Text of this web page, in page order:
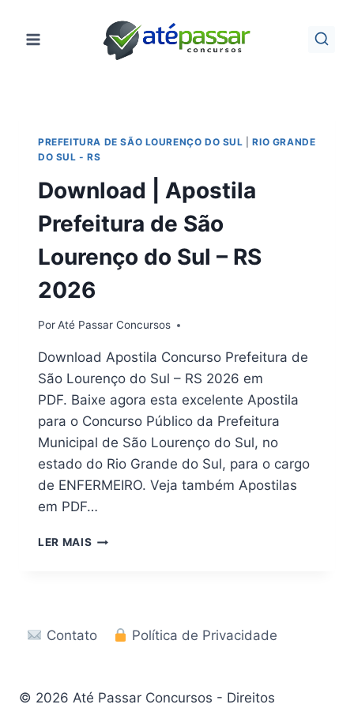
para
PREFEITURA DE SÃO LOURENÇO DO SUL |RIO GRANDE
DO SUL - RS
Download | Apostila
Prefeitura de São
Lourenço do Sul – RS
2026
PorAté Passar Concursos
Download Apostila Concurso Prefeitura de
São Lourenço do Sul – RS 2026 em
PDF. Baixe agora esta excelente Apostila
para o Concurso Público da Prefeitura
Municipal de São Lourenço do Sul, no
estado do Rio Grande do Sul, para o cargo
de ENFERMEIRO. Veja também Apostilas
em PDF…
LER MAIS DOWNLOAD
LOURENÇO
RS
Contato Política de Privacidade
© 2026 Até Passar Concursos - Direitos